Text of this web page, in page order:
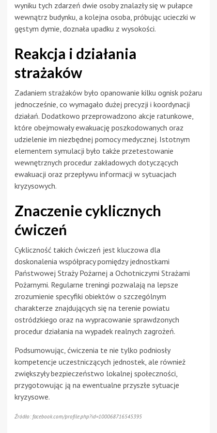
wyniku tych zdarzeń dwie osoby znalazły się w pułapce
wewnątrz budynku, a kolejna osoba, próbując ucieczki w
gęstym dymie, doznała upadku z wysokości.
Reakcja i działania
strażaków
Zadaniem strażaków było opanowanie kilku ognisk pożaru
jednocześnie, co wymagało dużej precyzji i koordynacji
działań. Dodatkowo przeprowadzono akcje ratunkowe,
które obejmowały ewakuację poszkodowanych oraz
udzielenie im niezbędnej pomocy medycznej. Istotnym
elementem symulacji było także przetestowanie
wewnętrznych procedur zakładowych dotyczących
ewakuacji oraz przepływu informacji w sytuacjach
kryzysowych.
Znaczenie cyklicznych
ćwiczeń
Cykliczność takich ćwiczeń jest kluczowa dla
doskonalenia współpracy pomiędzy jednostkami
Państwowej Straży Pożarnej a Ochotniczymi Strażami
Pożarnymi. Regularne treningi pozwalają na lepsze
zrozumienie specyfiki obiektów o szczególnym
charakterze znajdujących się na terenie powiatu
ostródzkiego oraz na wypracowanie sprawdzonych
procedur działania na wypadek realnych zagrożeń.
Podsumowując, ćwiczenia te nie tylko podniosły
kompetencje uczestniczących jednostek, ale również
zwiększyły bezpieczeństwo lokalnej społeczności,
przygotowując ją na ewentualne przyszłe sytuacje
kryzysowe.
Źródło: facebook.com/profile.php?id=100068716545395